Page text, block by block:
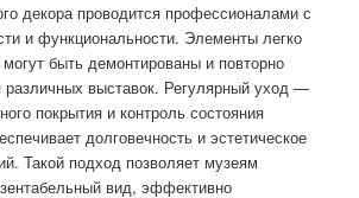
декора проводится профессионалами с
и функциональности. Элементы легко
быть демонтированы и повторно
различных выставок. Регулярный уход —
покрытия и контроль состояния
долговечность и эстетическое
Такой подход позволяет музеям
вид, эффективно